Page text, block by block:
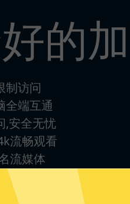
的
制访问
全端互通
,安全无忧
流畅观看
流媒体
使用